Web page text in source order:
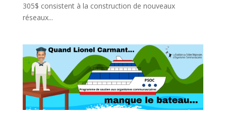
305$ consistent à la construction de nouveaux
réseaux...